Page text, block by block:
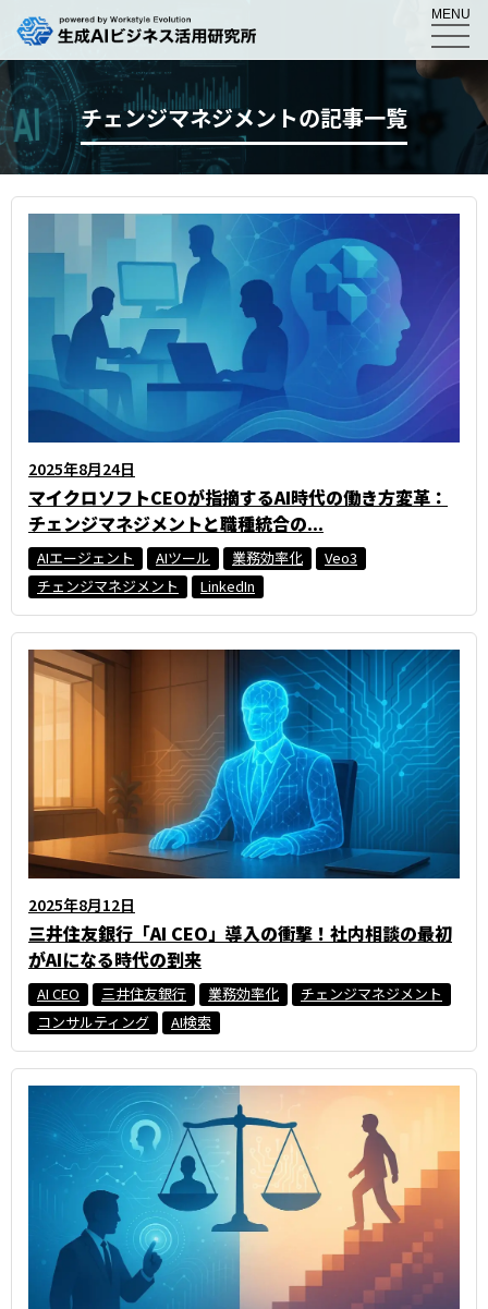
MENU
チェンジマネジメントの記事一覧
2025年8月24日
マイクロソフトCEOが指摘するAI時代の働き方変革：
チェンジマネジメントと職種統合の...
AIエージェント AIツール 業務効率化
Veo3
チェンジマネジメント
LinkedIn
2025年8月12日
三井住友銀行「AI CEO」導入の衝撃！社内相談の最初
がAIになる時代の到来
AI CEO 三井住友銀行 業務効率化
チェンジマネジメント
コンサルティング
AI検索